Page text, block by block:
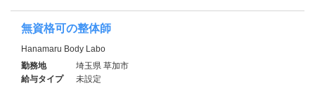
無資格可の整体師
Hanamaru Body Labo
勤務地
埼玉県 草加市
給与タイプ
未設定